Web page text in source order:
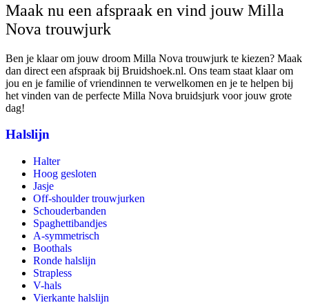
Maak nu een afspraak en vind jouw Milla
Nova trouwjurk
Ben je klaar om jouw droom Milla Nova trouwjurk te kiezen? Maak
dan direct een afspraak bij Bruidshoek.nl. Ons team staat klaar om
jou en je familie of vriendinnen te verwelkomen en je te helpen bij
het vinden van de perfecte Milla Nova bruidsjurk voor jouw grote
dag!
Halslijn
Halter
Hoog gesloten
Jasje
Off-shoulder trouwjurken
Schouderbanden
Spaghettibandjes
A-symmetrisch
Boothals
Ronde halslijn
Strapless
V-hals
Vierkante halslijn